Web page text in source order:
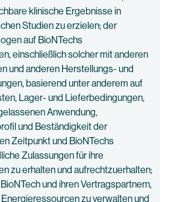
klinische Ergebnisse in
Studien zu erzielen; der
auf BioNTechs
einschließlich solcher mit anderen
und anderen Herstellungs- und
basierend unter anderem auf
Lager- und Lieferbedingungen,
Anwendung,
und Beständigkeit der
Zeitpunkt und BioNTechs
Zulassungen für ihre
zu erhalten und aufrechtzuerhalten;
und ihren Vertragspartnern,
zu verwalten und